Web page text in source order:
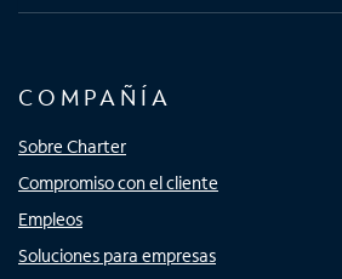
COMPAÑÍA
Sobre Charter
Compromiso con el cliente
Empleos
Soluciones para empresas